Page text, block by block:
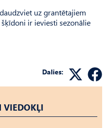
uz grantētajiem
ir ieviesti sezonālie
Dalies:
VIEDOKĻI